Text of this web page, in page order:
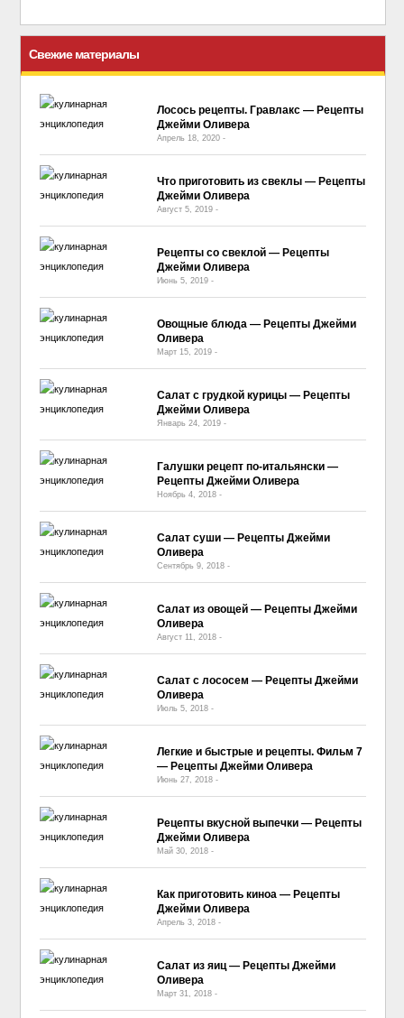
Свежие материалы
Лосось рецепты. Гравлакс — Рецепты
Джейми Оливера
Апрель 18, 2020 -
Что приготовить из свеклы — Рецепты
Джейми Оливера
Август 5, 2019 -
Рецепты со свеклой — Рецепты
Джейми Оливера
Июнь 5, 2019 -
Овощные блюда — Рецепты Джейми
Оливера
Март 15, 2019 -
Салат с грудкой курицы — Рецепты
Джейми Оливера
Январь 24, 2019 -
Галушки рецепт по-итальянски —
Рецепты Джейми Оливера
Ноябрь 4, 2018 -
Салат суши — Рецепты Джейми
Оливера
Сентябрь 9, 2018 -
Салат из овощей — Рецепты Джейми
Оливера
Август 11, 2018 -
Салат с лососем — Рецепты Джейми
Оливера
Июль 5, 2018 -
Легкие и быстрые и рецепты. Фильм 7
— Рецепты Джейми Оливера
Июнь 27, 2018 -
Рецепты вкусной выпечки — Рецепты
Джейми Оливера
Май 30, 2018 -
Как приготовить киноа — Рецепты
Джейми Оливера
Апрель 3, 2018 -
Салат из яиц — Рецепты Джейми
Оливера
Март 31, 2018 -